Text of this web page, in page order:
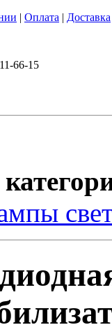
| Оплата | Доставка
66-15